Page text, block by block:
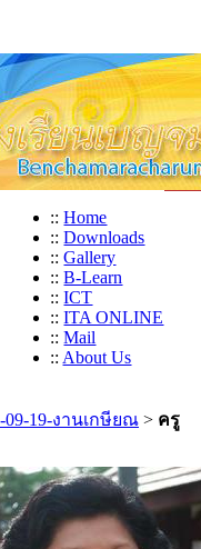
:: Home
:: Downloads
:: Gallery
:: B-Learn
:: ICT
:: ITA ONLINE
:: Mail
:: About Us
09-19-งานเกษียณ > ครู